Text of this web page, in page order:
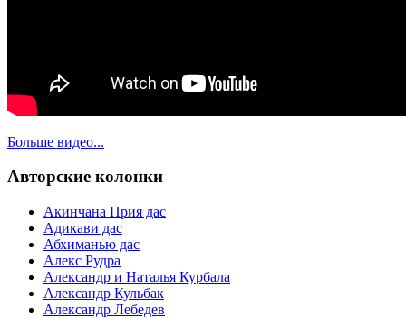
Больше видео...
Авторские колонки
Акинчана Прия дас
Адикави дас
Абхиманью дас
Алекс Рудра
Александр и Наталья Курбала
Александр Кульбак
Александр Лебедев